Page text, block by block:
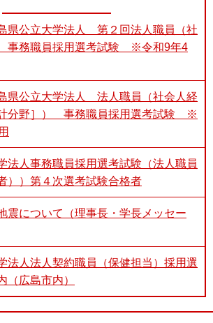
県公立大学法人 第２回法人職員（社
事務職員採用選考試験 ※令和9年4
県公立大学法人 法人職員（社会人経
分野］） 事務職員採用選考試験 ※
法人事務職員採用選考試験（法人職員
））第４次選考試験合格者
震について（理事長・学長メッセー
法人法人契約職員（保健担当）採用選
（広島市内）